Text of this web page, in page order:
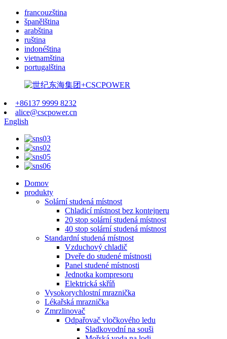
francouzština
španělština
arabština
ruština
indonéština
vietnamština
portugalština
+86137 9999 8232
alice@cscpower.cn
English
Domov
produkty
Solární studená místnost
Chladicí místnost bez kontejneru
20 stop solární studená místnost
40 stop solární studená místnost
Standardní studená místnost
Vzduchový chladič
Dveře do studené místnosti
Panel studené místnosti
Jednotka kompresoru
Elektrická skříň
Vysokorychlostní mraznička
Lékařská mraznička
Zmrzlinovač
Odpařovač vločkového ledu
Sladkovodní na souši